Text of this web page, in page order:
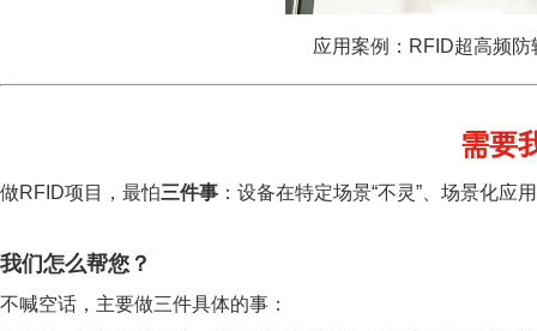
应用案例：RFID超高频
需要
做RFID项目，最怕三件事 ：设备在特定场景“不灵”、场景化
我们怎么帮您？
不喊空话，主要做三件具体的事：